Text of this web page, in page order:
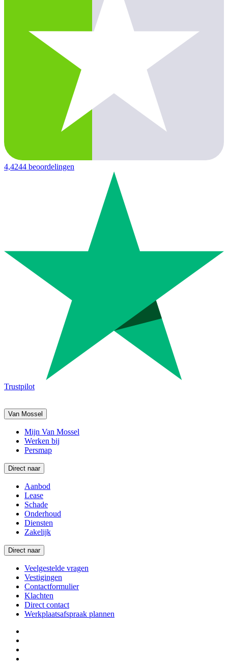
4,4244 beoordelingen
Trustpilot
Van Mossel
Mijn Van Mossel
Werken bij
Persmap
Direct naar
Aanbod
Lease
Schade
Onderhoud
Diensten
Zakelijk
Direct naar
Veelgestelde vragen
Vestigingen
Contactformulier
Klachten
Direct contact
Werkplaatsafspraak plannen